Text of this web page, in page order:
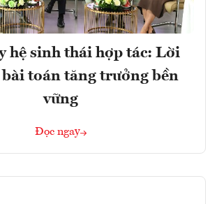
hệ sinh thái hợp tác: Lời
bài toán tăng trưởng bền
vững
Đọc ngay